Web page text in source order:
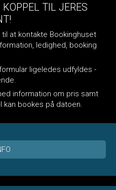
TIL JERES
at kontakte Bookinghuset
ledighed, booking
ligeledes udfyldes -
information om pris samt
kan bookes på datoen.